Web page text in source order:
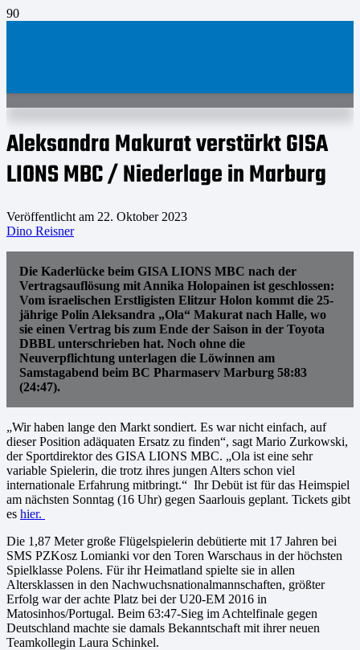
Aleksandra Makurat verstärkt GISA
LIONS MBC / Niederlage in Marburg
Veröffentlicht am 22. Oktober 2023
Dino Reisner
Die Kaderlücke beim GISA LIONS MBC nach der
Vertragsauflösung mit Annika Holopainen ist geschlossen:
Vom israelischen Erstligisten Elitzur Holon kommt die 25-
jährige Polin Aleksandra „Ola“ Makurat nach Halle, wo
sie einen Vertrag bis zum Ende der Saison in der Toyota
DBBL unterschrieben hat. Noch ohne die
Neuverpflichtung unterlagen die Löwinnen am
Samstagabend beim BC Pharmaserv Marburg 58:83
(24:47).
„Wir haben lange den Markt sondiert. Es war nicht einfach, auf
dieser Position adäquaten Ersatz zu finden“, sagt Mario Zurkowski,
der Sportdirektor des GISA LIONS MBC. „Ola ist eine sehr
variable Spielerin, die trotz ihres jungen Alters schon viel
internationale Erfahrung mitbringt.“ Ihr Debüt ist für das Heimspiel
am nächsten Sonntag (16 Uhr) gegen Saarlouis geplant. Tickets gibt
es hier.
Die 1,87 Meter große Flügelspielerin debütierte mit 17 Jahren bei
SMS PZKosz Lomianki vor den Toren Warschaus in der höchsten
Spielklasse Polens. Für ihr Heimatland spielte sie in allen
Altersklassen in den Nachwuchsnationalmannschaften, größter
Erfolg war der achte Platz bei der U20-EM 2016 in
Matosinhos/Portugal. Beim 63:47-Sieg im Achtelfinale gegen
Deutschland machte sie damals Bekanntschaft mit ihrer neuen
Teamkollegin Laura Schinkel.